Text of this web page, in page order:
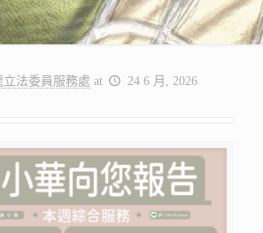
立法委員服務處 at 24 6 月, 2026